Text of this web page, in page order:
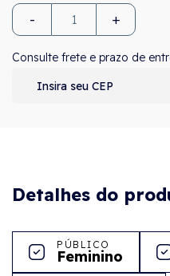
- +
Consulte frete e prazo de
Detalhes do
PÚBLICO
Feminino